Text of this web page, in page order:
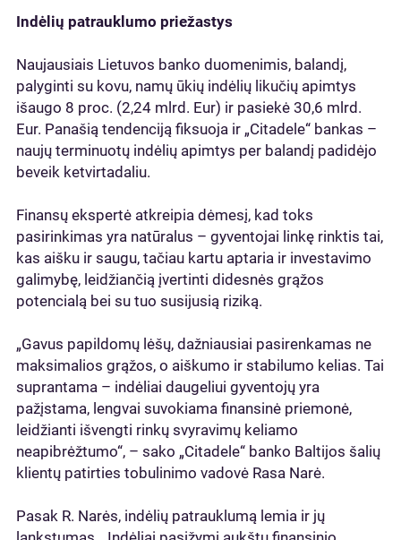
Indėlių patrauklumo priežastys
Naujausiais Lietuvos banko duomenimis, balandį,
palyginti su kovu, namų ūkių indėlių likučių apimtys
išaugo 8 proc. (2,24 mlrd. Eur) ir pasiekė 30,6 mlrd.
Eur. Panašią tendenciją fiksuoja ir „Citadele“ bankas –
naujų terminuotų indėlių apimtys per balandį padidėjo
beveik ketvirtadaliu.
Finansų ekspertė atkreipia dėmesį, kad toks
pasirinkimas yra natūralus – gyventojai linkę rinktis tai,
kas aišku ir saugu, tačiau kartu aptaria ir investavimo
galimybę, leidžiančią įvertinti didesnės grąžos
potencialą bei su tuo susijusią riziką.
„Gavus papildomų lėšų, dažniausiai pasirenkamas ne
maksimalios grąžos, o aiškumo ir stabilumo kelias. Tai
suprantama – indėliai daugeliui gyventojų yra
pažįstama, lengvai suvokiama finansinė priemonė,
leidžianti išvengti rinkų svyravimų keliamo
neapibrėžtumo“, – sako „Citadele“ banko Baltijos šalių
klientų patirties tobulinimo vadovė Rasa Narė.
Pasak R. Narės, indėlių patrauklumą lemia ir jų